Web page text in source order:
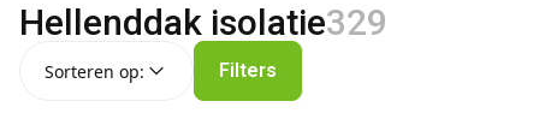
Hellenddak isolatie329
Sorteren op: Filters